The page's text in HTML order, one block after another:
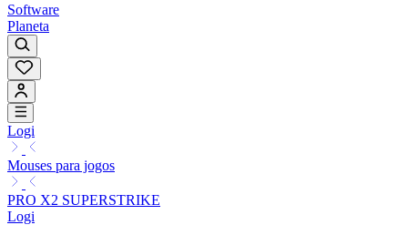
Software
Planeta
Logi
Mouses para jogos
PRO X2 SUPERSTRIKE
Logi